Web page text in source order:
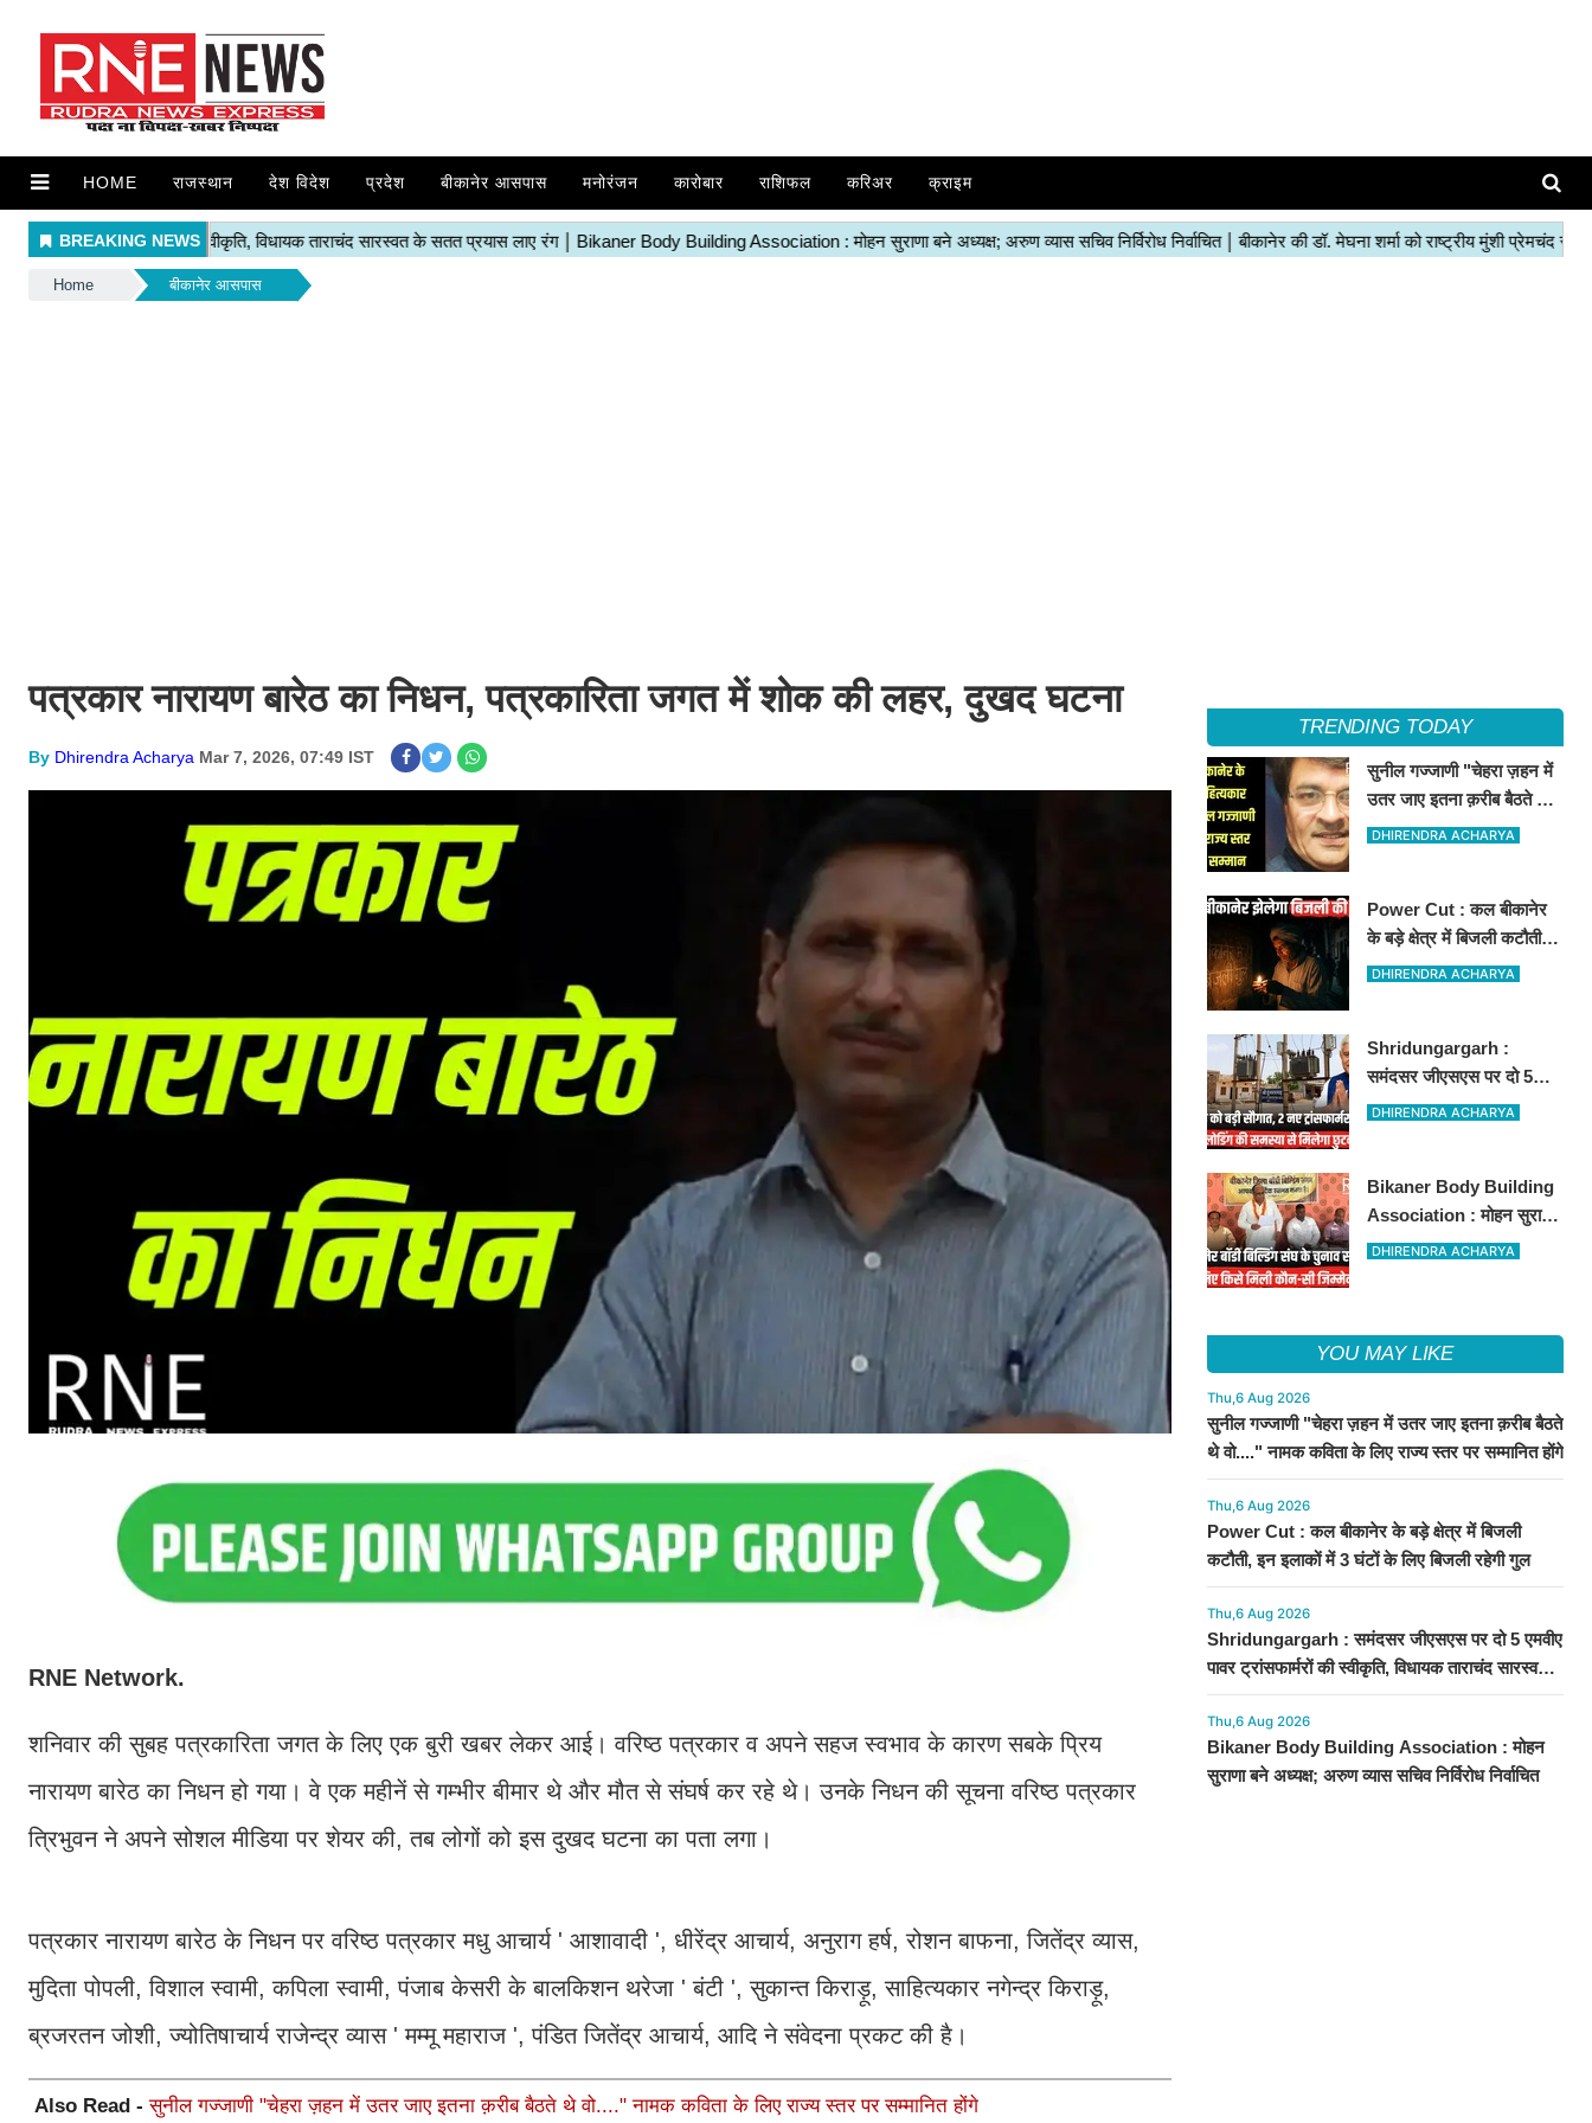
HOME राजस्थान देश विदेश प्रदेश बीकानेर आसपास मनोरंजन कारोबार राशिफल करिअर क्राइम
Home बीकानेर आसपास
पत्रकार नारायण बारेठ का निधन, पत्रकारिता जगत में शोक की लहर, दुखद घटना
By Dhirendra Acharya Mar 7, 2026, 07:49 IST
RNE Network.
शनिवार की सुबह पत्रकारिता जगत के लिए एक बुरी खबर लेकर आई। वरिष्ठ पत्रकार व अपने सहज स्वभाव के कारण सबके प्रिय
नारायण बारेठ का निधन हो गया। वे एक महीनें से गम्भीर बीमार थे और मौत से संघर्ष कर रहे थे। उनके निधन की सूचना वरिष्ठ पत्रकार
त्रिभुवन ने अपने सोशल मीडिया पर शेयर की, तब लोगों को इस दुखद घटना का पता लगा।
पत्रकार नारायण बारेठ के निधन पर वरिष्ठ पत्रकार मधु आचार्य ' आशावादी ', धीरेंद्र आचार्य, अनुराग हर्ष, रोशन बाफना, जितेंद्र व्यास,
मुदिता पोपली, विशाल स्वामी, कपिला स्वामी, पंजाब केसरी के बालकिशन थरेजा ' बंटी ', सुकान्त किराड़ू, साहित्यकार नगेन्द्र किराड़ू,
ब्रजरतन जोशी, ज्योतिषाचार्य राजेन्द्र व्यास ' मम्मू महाराज ', पंडित जितेंद्र आचार्य, आदि ने संवेदना प्रकट की है।
Also Read -सुनील गज्जाणी "चेहरा ज़हन में उतर जाए इतना क़रीब बैठते थे वो...." नामक कविता के लिए राज्य स्तर पर सम्मानित होंगे
TRENDING TODAY
सुनील गज्जाणी "चेहरा ज़हन में
उतर जाए इतना क़रीब बैठते थे
वो...." नामक कविता के लिए
DHIRENDRA ACHARYA
Power Cut : कल बीकानेर
के बड़े क्षेत्र में बिजली कटौती,
इन इलाकों में 3 घंटों के लिए
DHIRENDRA ACHARYA
Shridungargarh :
समंदसर जीएसएस पर दो 5
एमवीए पावर ट्रांसफार्मरों की
रंग
DHIRENDRA ACHARYA
Bikaner Body Building
Association : मोहन सुराणा
बने अध्यक्ष; अरुण व्यास सचिव
DHIRENDRA ACHARYA
YOU MAY LIKE
Thu,6 Aug 2026
सुनील गज्जाणी "चेहरा ज़हन में उतर जाए इतना क़रीब बैठते
थे वो...." नामक कविता के लिए राज्य स्तर पर सम्मानित होंगे
Thu,6 Aug 2026
Power Cut : कल बीकानेर के बड़े क्षेत्र में बिजली
कटौती, इन इलाकों में 3 घंटों के लिए बिजली रहेगी गुल
Thu,6 Aug 2026
Shridungargarh : समंदसर जीएसएस पर दो 5 एमवीए
पावर ट्रांसफार्मरों की स्वीकृति, विधायक ताराचंद सारस्वत
के सतत प्रयास लाए रंग
Thu,6 Aug 2026
Bikaner Body Building Association : मोहन
सुराणा बने अध्यक्ष; अरुण व्यास सचिव निर्विरोध निर्वाचित